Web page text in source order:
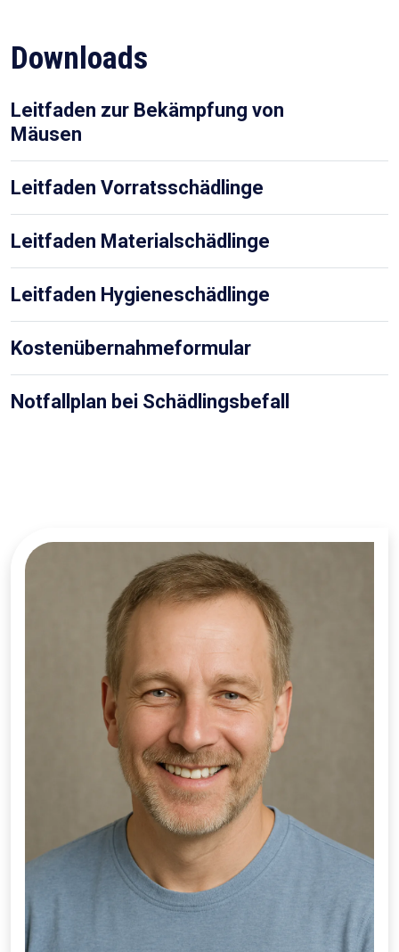
Downloads
Leitfaden zur Bekämpfung von
Mäusen
Leitfaden Vorratsschädlinge
Leitfaden Materialschädlinge
Leitfaden Hygieneschädlinge
Kostenübernahmeformular
Notfallplan bei Schädlingsbefall